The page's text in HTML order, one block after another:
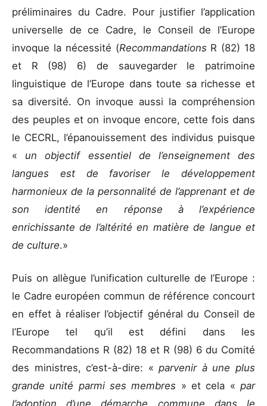
préliminaires du Cadre. Pour justifier l’application
universelle de ce Cadre, le Conseil de l’Europe
invoque la nécessité (Recommandations R (82) 18
et R (98) 6) de sauvegarder le patrimoine
linguistique de l’Europe dans toute sa richesse et
sa diversité. On invoque aussi la compréhension
des peuples et on invoque encore, cette fois dans
le CECRL, l’épanouissement des individus puisque
« un objectif essentiel de l’enseignement des
langues est de favoriser le développement
harmonieux de la personnalité de l’apprenant et de
son identité en réponse à l’expérience
enrichissante de l’altérité en matière de langue et
de culture.»
Puis on allègue l’unification culturelle de l’Europe :
le Cadre européen commun de référence concourt
en effet à réaliser l’objectif général du Conseil de
l’Europe tel qu’il est défini dans les
Recommandations R (82) 18 et R (98) 6 du Comité
des ministres, c’est-à-dire: «parvenir à une plus
grande unité parmi ses membres » et cela «par
l’adoption d’une démarche commune dans le